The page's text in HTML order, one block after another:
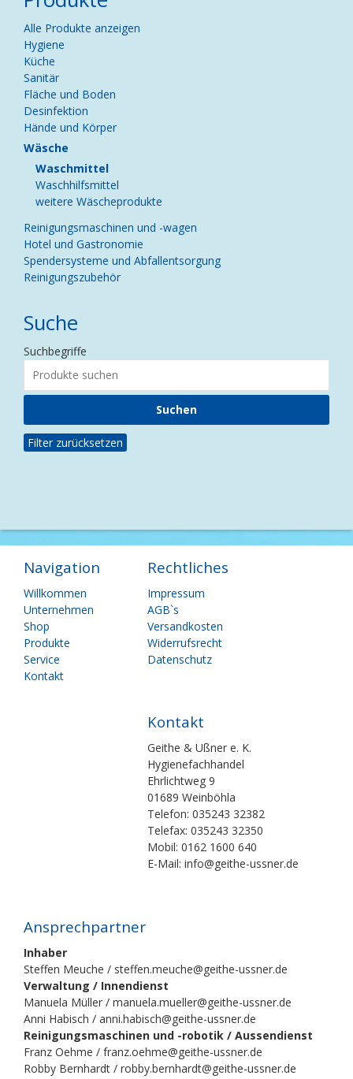
Navigation
überspringen
Alle Produkte anzeigen
Hygiene
Küche
Sanitär
Fläche und Boden
Desinfektion
Hände und Körper
Wäsche
Waschmittel
Waschhilfsmittel
weitere Wäscheprodukte
Reinigungsmaschinen und -wagen
Hotel und Gastronomie
Spendersysteme und Abfallentsorgung
Reinigungszubehör
Suche
Suchbegriffe
Filter zurücksetzen
Navigation
Navigation
überspringen
Willkommen
Unternehmen
Shop
Produkte
Service
Kontakt
Rechtliches
Navigation
überspringen
Impressum
AGB`s
Versandkosten
Widerrufsrecht
Datenschutz
Kontakt
Geithe & Ußner e. K.
Hygienefachhandel
Ehrlichtweg 9
01689 Weinböhla
Telefon: 035243 32382
Telefax: 035243 32350
Mobil: 0162 1600 640
E-Mail: info@geithe-ussner.de
Ansprechpartner
Inhaber
Steffen Meuche / steffen.meuche@geithe-ussner.de
Verwaltung / Innendienst
Manuela Müller / manuela.mueller@geithe-ussner.de
Anni Habisch / anni.habisch@geithe-ussner.de
Reinigungsmaschinen und -robotik / Aussendienst
Franz Oehme / franz.oehme@geithe-ussner.de
Robby Bernhardt / robby.bernhardt@geithe-ussner.de